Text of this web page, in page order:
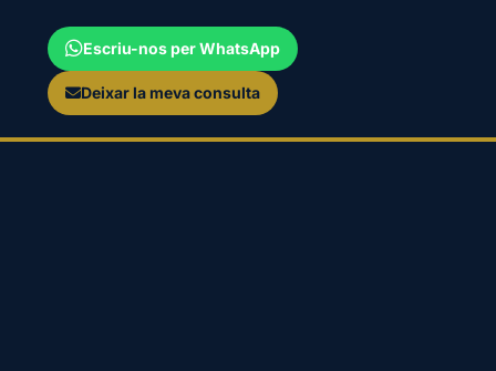
Escriu-nos per WhatsApp
Deixar la meva consulta